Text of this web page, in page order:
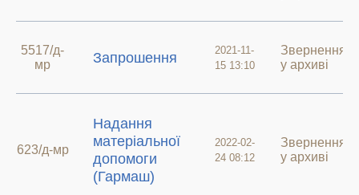
5517/д-
мр
Запрошення
2021-11-
15 13:10
Звернення
у архиві
623/д-мр
Надання
матеріальної
допомоги
(Гармаш)
2022-02-
24 08:12
Звернення
у архиві